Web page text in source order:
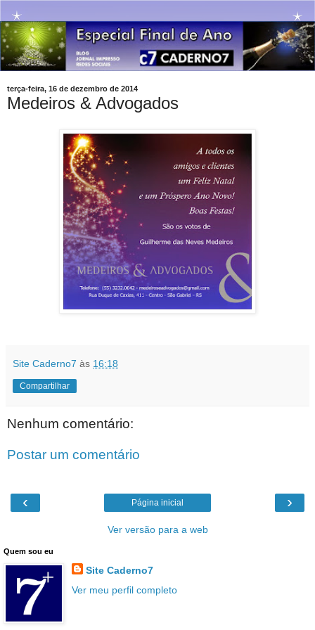
terça-feira, 16 de dezembro de 2014
Medeiros & Advogados
Site Caderno7 às 16:18
Compartilhar
Nenhum comentário:
Postar um comentário
‹ ›
Página inicial
Ver versão para a web
Quem sou eu
Site Caderno7
Ver meu perfil completo